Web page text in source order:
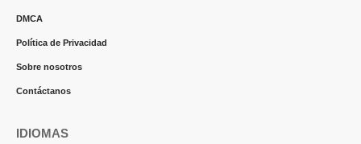
DMCA
Política de Privacidad
Sobre nosotros
Contáctanos
IDIOMAS